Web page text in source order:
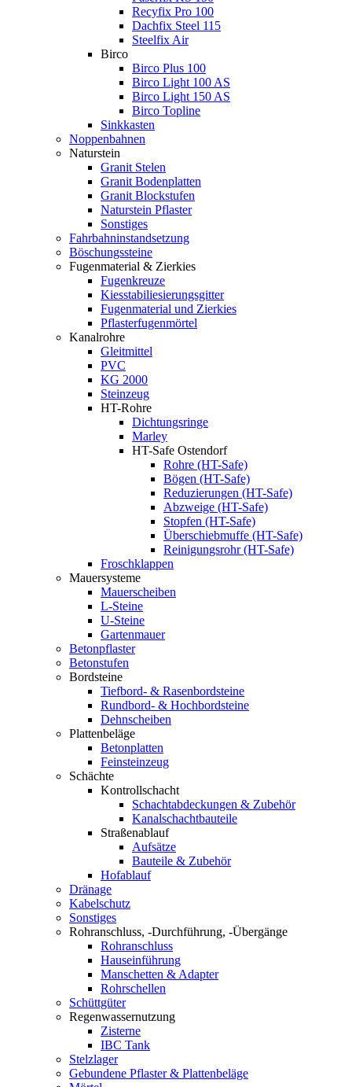
Recyfix Pro 100
Dachfix Steel 115
Steelfix Air
Birco
Birco Plus 100
Birco Light 100 AS
Birco Light 150 AS
Birco Topline
Sinkkasten
Noppenbahnen
Naturstein
Granit Stelen
Granit Bodenplatten
Granit Blockstufen
Naturstein Pflaster
Sonstiges
Fahrbahninstandsetzung
Böschungssteine
Fugenmaterial & Zierkies
Fugenkreuze
Kiesstabiliesierungsgitter
Fugenmaterial und Zierkies
Pflasterfugenmörtel
Kanalrohre
Gleitmittel
PVC
KG 2000
Steinzeug
HT-Rohre
Dichtungsringe
Marley
HT-Safe Ostendorf
Rohre (HT-Safe)
Bögen (HT-Safe)
Reduzierungen (HT-Safe)
Abzweige (HT-Safe)
Stopfen (HT-Safe)
Überschiebmuffe (HT-Safe)
Reinigungsrohr (HT-Safe)
Froschklappen
Mauersysteme
Mauerscheiben
L-Steine
U-Steine
Gartenmauer
Betonpflaster
Betonstufen
Bordsteine
Tiefbord- & Rasenbordsteine
Rundbord- & Hochbordsteine
Dehnscheiben
Plattenbeläge
Betonplatten
Feinsteinzeug
Schächte
Kontrollschacht
Schachtabdeckungen & Zubehör
Kanalschachtbauteile
Straßenablauf
Aufsätze
Bauteile & Zubehör
Hofablauf
Dränage
Kabelschutz
Sonstiges
Rohranschluss, -Durchführung, -Übergänge
Rohranschluss
Hauseinführung
Manschetten & Adapter
Rohrschellen
Schüttgüter
Regenwassernutzung
Zisterne
IBC Tank
Stelzlager
Gebundene Pflaster & Plattenbeläge